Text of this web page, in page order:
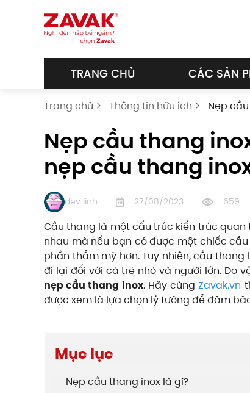
Skip to main content
TRANG CHỦ CÁC SẢN
Trang chủ Thông tin hữu ích Nẹp
Nẹp cầu thang
nẹp cầu thang
dev linh 27/08/2023 659
Cầu thang là một cấu trúc kiến trúc
nhau mà nếu bạn có được một chiếc
phần thẩm mỹ hơn. Tuy nhiên, cầu
đi lại đối với cả trẻ nhỏ và người lớn. Do
nẹp cầu thang inox. Hãy cùngZavak.vn
được xem là lựa chọn lý tưởng để đảm
Mục lục
Nẹp cầu thang inox là gì?